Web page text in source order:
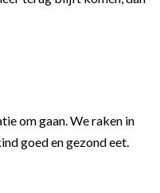
om gaan. We raken in
goed en gezond eet.